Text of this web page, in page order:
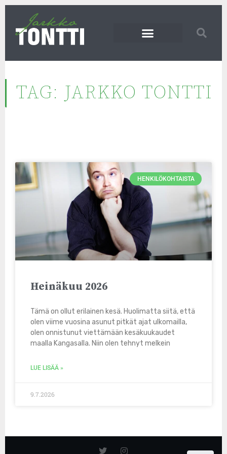
TAG: JARKKO TONTTI
HENKILÖKOHTAISTA
Heinäkuu 2026
Tämä on ollut erilainen kesä. Huolimatta siitä, että
olen viime vuosina asunut pitkät ajat ulkomailla,
olen onnistunut viettämään kesäkuukaudet
maalla Kangasalla. Niin olen tehnyt melkein
LUE LISÄÄ »
9.7.2026